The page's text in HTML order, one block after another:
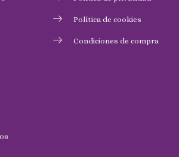
Política de cookies
Condiciones de compra